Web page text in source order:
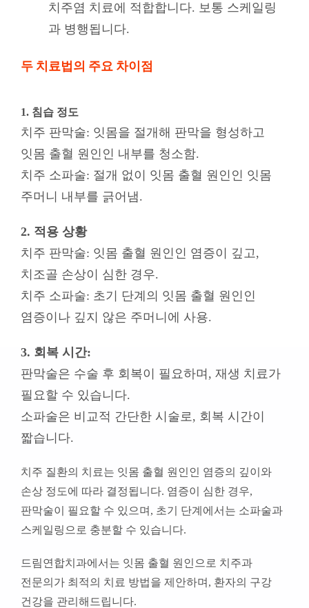
치주염 치료에 적합합니다. 보통 스케일링
과 병행됩니다.
두 치료법의 주요 차이점
1. 침습 정도
치주 판막술: 잇몸을 절개해 판막을 형성하고
잇몸 출혈 원인인 내부를 청소함.
치주 소파술: 절개 없이 잇몸 출혈 원인인 잇몸
주머니 내부를 긁어냄.
2. 적용 상황
치주 판막술: 잇몸 출혈 원인인 염증이 깊고,
치조골 손상이 심한 경우.
치주 소파술: 초기 단계의 잇몸 출혈 원인인
염증이나 깊지 않은 주머니에 사용.
3. 회복 시간:
판막술은 수술 후 회복이 필요하며, 재생 치료가
필요할 수 있습니다.
소파술은 비교적 간단한 시술로, 회복 시간이
짧습니다.
치주 질환의 치료는 잇몸 출혈 원인인 염증의 깊이와
손상 정도에 따라 결정됩니다. 염증이 심한 경우,
판막술이 필요할 수 있으며, 초기 단계에서는 소파술과
스케일링으로 충분할 수 있습니다.
드림연합치과에서는 잇몸 출혈 원인으로 치주과
전문의가 최적의 치료 방법을 제안하며, 환자의 구강
건강을 관리해드립니다.